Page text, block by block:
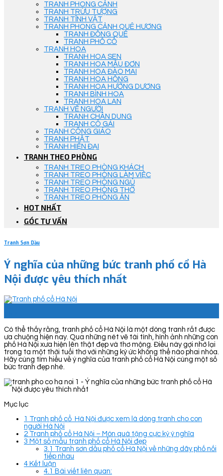
TRANH PHONG CẢNH
TRANH TRỪU TƯỢNG
TRANH TĨNH VẬT
TRANH PHONG CẢNH QUÊ HƯƠNG
TRANH ĐỒNG QUÊ
TRANH PHỐ CỔ
TRANH HOA
TRANH HOA SEN
TRANH HOA MẪU ĐƠN
TRANH HOA ĐÀO MAI
TRANH HOA HỒNG
TRANH HOA HƯỚNG DƯƠNG
TRANH BÌNH HOA
TRANH HOA LAN
TRANH VẼ NGƯỜI
TRANH CHÂN DUNG
TRANH CÔ GÁI
TRANH CÔNG GIÁO
TRANH PHẬT
TRANH HIỆN ĐẠI
TRANH THEO PHÒNG
TRANH TREO PHÒNG KHÁCH
TRANH TREO PHÒNG LÀM VIỆC
TRANH TREO PHÒNG NGỦ
TRANH TREO PHÒNG THỜ
TRANH TREO PHÒNG ĂN
HOT NHẤT
GÓC TƯ VẤN
Tranh Sơn Dầu
Ý nghĩa của những bức tranh phố cổ Hà
Nội được yêu thích nhất
Có thể thấy rằng, tranh phố cổ Hà Nội là một dòng tranh rất được
ưa chuộng hiện nay. Qua những nét vẽ tài tình, hình ảnh những con
phố Hà Nội xưa hiện lên thật đẹp và thơ mộng. Điều này gợi nhớ lại
trong ta một thời tuổi thơ với những ký ức không thể nào phai nhòa.
Hãy cùng tìm hiểu về ý nghĩa của tranh phố cổ Hà Nội cùng một số
bức tranh đẹp nhé.
Mục lục
1 Tranh phố cổ Hà Nội được xem là dòng tranh cho con
người Hà Nội
2 Tranh phố cổ Hà Nội – Món quà tặng cực kỳ ý nghĩa
3 Một số mẫu tranh phố cổ Hà Nội đẹp
3.1 Tranh sơn dầu phố cổ Hà Nội về những dãy phố nối
tiếp nhau
4 Kết luận
4.1 Bài viết liên quan: